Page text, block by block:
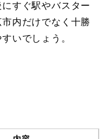
すぐ駅やバスター
内だけでなく十勝
いでしょう。